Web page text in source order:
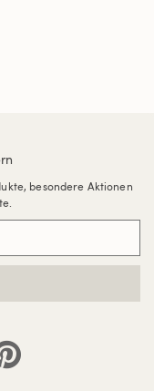
besondere Aktionen